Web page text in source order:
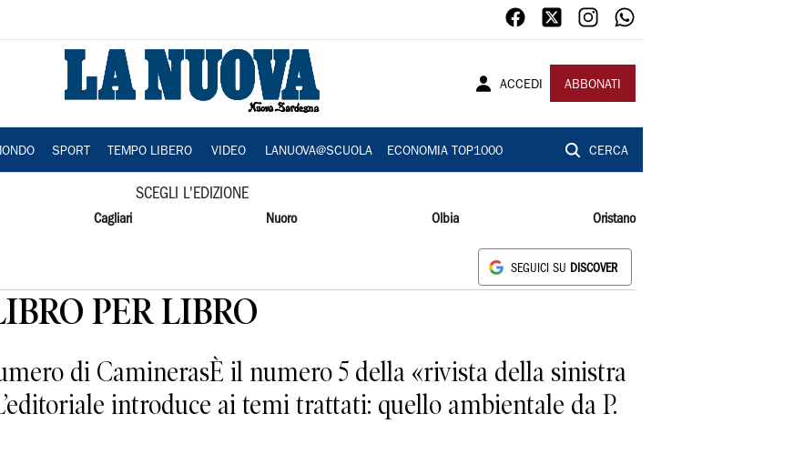
ACCEDI ABBONATI
SPORT TEMPO LIBERO VIDEO LANUOVA@SCUOLA ECONOMIA TOP1000 CERCA
SCEGLI L'EDIZIONE
Cagliari Nuoro Olbia Oristano
SEGUICI SU DISCOVER
PER LIBRO
di CaminerasÈ il numero 5 della «rivista della sinistra
introduce ai temi trattati: quello ambientale da P.